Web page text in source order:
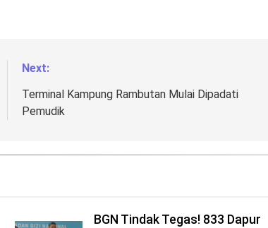
Next:
Terminal Kampung Rambutan Mulai Dipadati
Pemudik
BGN Tindak Tegas! 833 Dapur